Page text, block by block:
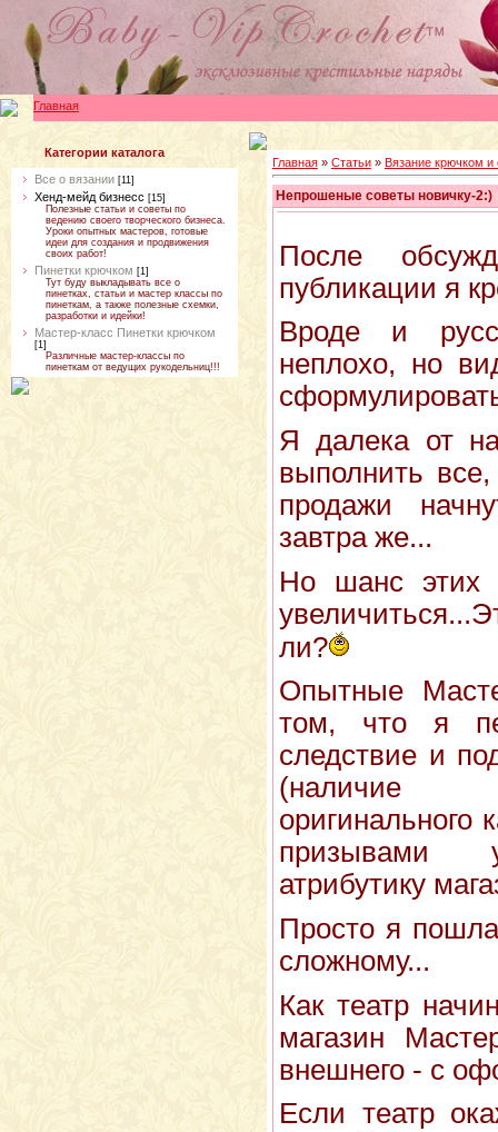
Главная
Категории каталога
Все о вязании [11]
Хенд-мейд бизнесс [15]
Полезные статьи и советы по
ведению своего творческого бизнеса.
Уроки опытных мастеров, готовые
идеи для создания и продвижения
своих работ!
Пинетки крючком [1]
Тут буду выкладывать все о
пинетках, статьи и мастер классы по
пинеткам, а также полезные схемки,
разработки и идейки!
Мастер-класс Пинетки крючком
[1]
Различные мастер-классы по
пинеткам от ведущих рукодельниц!!!
Главная» Статьи» Вязание крючком и
Непрошеные советы новичку-2:)
После
публикации я
Вроде и
неплохо, но
Я далека от
выполнить
продажи
завтра же...
Но шанс этих
ли?
Опытные
том, что я
следствие и
(наличие
оригинального
призывами
атрибутику
Просто я
сложному...
Как театр
магазин
внешнего - с
Если театр